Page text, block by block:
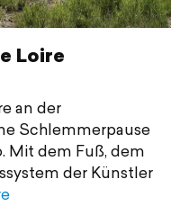
Loire
an der
Schlemmerpause
Mit dem Fuß, dem
der Künstler